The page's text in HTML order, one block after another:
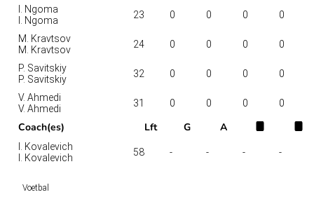
I. Ngoma
I. Ngoma
23 0 0 0 0
M. Kravtsov
M. Kravtsov
24 0 0 0 0
P. Savitskiy
P. Savitskiy
32 0 0 0 0
V. Ahmedi
V. Ahmedi
31 0 0 0 0
Coach(es) Lft G A
I. Kovalevich
I. Kovalevich
58 - - - -
Voetbal